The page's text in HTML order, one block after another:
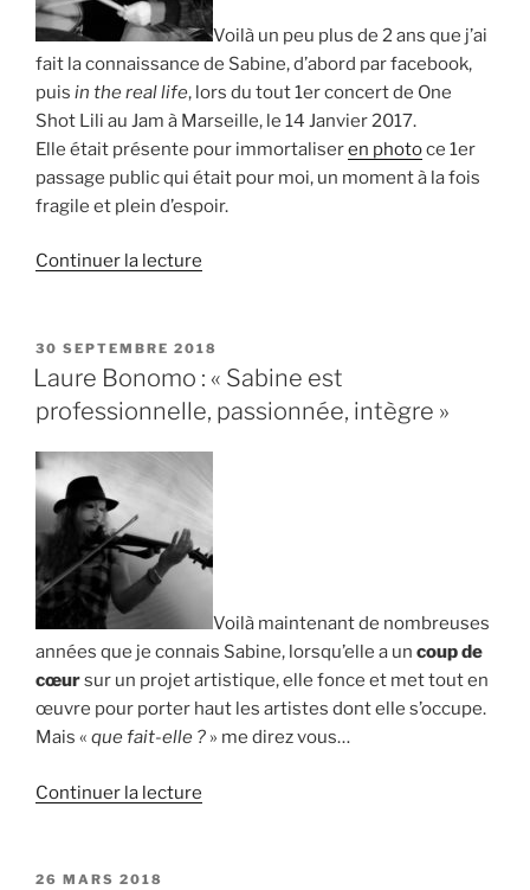
tout » »
Voilà un peu plus de 2 ans que j’ai
fait la connaissance de Sabine, d’abord par facebook,
puis in the real life, lors du tout 1er concert de One
Shot Lili au Jam à Marseille, le 14 Janvier 2017.
Elle était présente pour immortaliseren photoce 1er
passage public qui était pour moi, un moment à la fois
fragile et plein d’espoir.
Continuer la lecture
« Sabine
est
curieuse,
discrète
et
PUBLIÉ
LE
30 SEPTEMBRE 2018
Laure Bonomo : « Sabine est
professionnelle, passionnée, intègre »
Voilà maintenant de nombreuses
années que je connais Sabine, lorsqu’elle a un coup de
cœursur un projet artistique, elle fonce et met tout en
œuvre pour porter haut les artistes dont elle s’occupe.
Mais « que fait-elle ? » me direz vous…
Continuer la lecture
PUBLIÉ
26 MARS 2018